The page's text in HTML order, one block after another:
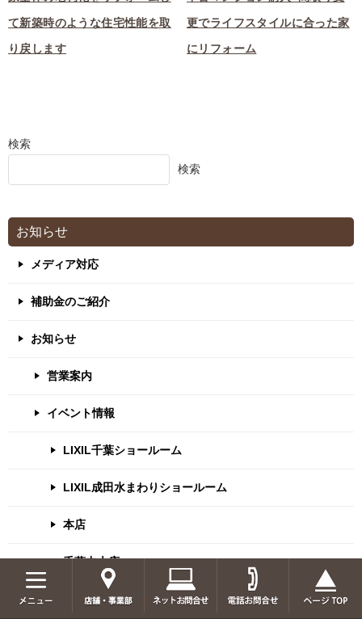
て新築時のような住宅性能を取
り戻します
更でライフスタイルに合った家
にリフォーム
検索
検索
お知らせ
メディア対応
補助金のご紹介
お知らせ
営業案内
イベント情報
LIXIL千葉ショールーム
LIXIL成田水まわりショールーム
本店
千葉中央店
船橋店